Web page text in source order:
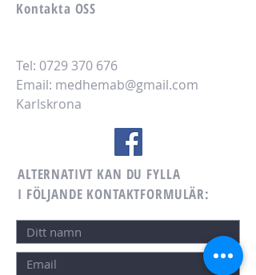
Kontakta OSS
Tel: 0729 370 676
Email: medhemab@gmail.com
Karlskrona
ALTERNATIVT KAN DU FYLLA
I FÖLJANDE KONTAKTFORMULÄR: